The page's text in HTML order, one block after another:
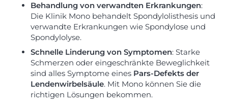
Behandlung von verwandten Erkrankungen:
Die Klinik Mono behandelt Spondylolisthesis und
verwandte Erkrankungen wie Spondylose und
Spondylolyse.
Schnelle Linderung von Symptomen: Starke
Schmerzen oder eingeschränkte Beweglichkeit
sind alles Symptome eines Pars-Defekts der
Lendenwirbelsäule. Mit Mono können Sie die
richtigen Lösungen bekommen.